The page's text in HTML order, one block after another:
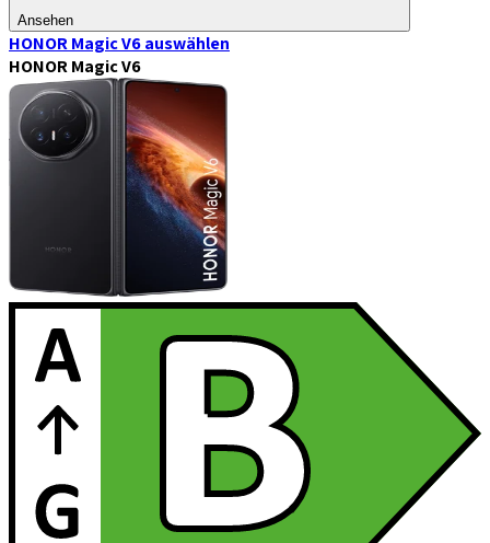
Ansehen
HONOR Magic V6auswählen
HONOR Magic V6